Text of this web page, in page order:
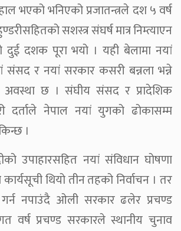
भएको भनिएको प्रजातन्त्रले दश ५ वर्ष
सशस्त्र संघर्ष मात्र निम्त्याएन
दशक पूरा भयो । यही बेलामा नयां
संसद र नयां सरकार कसरी बन्नला भन्ने
अवस्था छ । संघीय संसद र प्रादेशिक
दर्ताले नेपाल नयां युगको ढोकासम्म
।
उपाहारसहित नयां संविधान घोषणा
थियो तीन तहको निर्वाचन । तर
नपाउंदै ओली सरकार ढलेर प्रचण्ड
वर्ष प्रचण्ड सरकारले स्थानीय चुनाव